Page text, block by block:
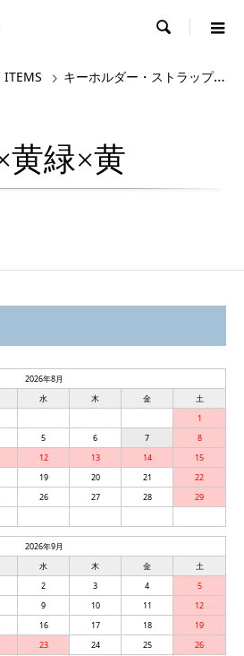

キーホルダー・ストラップ・根付
黄緑×黄
2026年8月
水 木 金
土
1
5 6 7
8
12 13 14
15
19 20 21
22
26 27 28
29
2026年9月
水 木 金
土
2 3 4
5
9 10 11
12
16 17 18
19
23 24 25
26